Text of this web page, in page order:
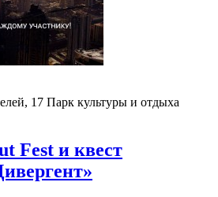
17 Парк культуры и отдыха
Fest и квест